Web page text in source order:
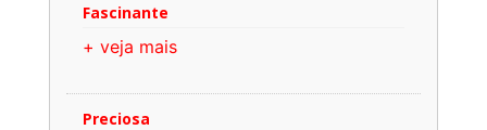
Fascinante
+ veja mais
Preciosa